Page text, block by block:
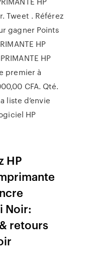
Tweet . Référez
gagner Points
HP
HP
premier à
CFA. Qté.
liste d’envie
HP
HP
Noir:
retours